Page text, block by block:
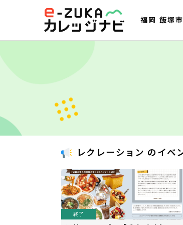
福岡 飯塚
レクレーション のイベ
終了